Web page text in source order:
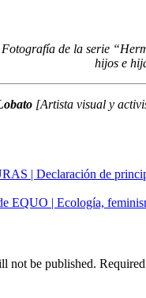
de la serie
hijos e
[Artista visual y
| Declaración de
EQUO | Ecología,
not be published.